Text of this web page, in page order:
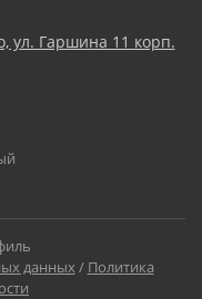
ул. Гаршина 11 корп.
данных / Политика